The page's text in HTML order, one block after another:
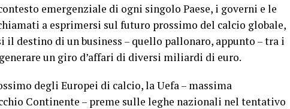
emergenziale di ogni singolo Paese, i governi e le
a esprimersi sul futuro prossimo del calcio globale,
il destino di un business – quello pallonaro, appunto – tra i
un giro d’affari di diversi miliardi di euro.
degli Europei di calcio, la Uefa – massima
Continente – preme sulle leghe nazionali nel tentativo